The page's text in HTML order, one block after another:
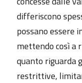
differiscono
possano essere
mettendo così a
quanto riguarda
restrittive,